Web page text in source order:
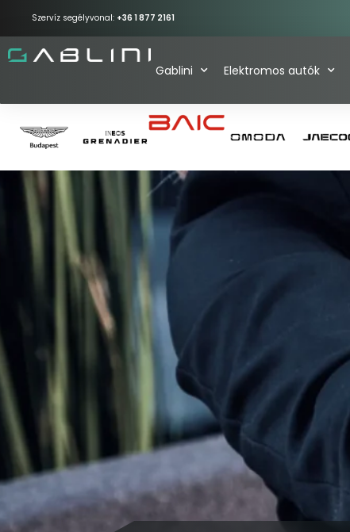
Szervíz segélyvonal: +36 1 877 2161
Gablini Elektromos autók